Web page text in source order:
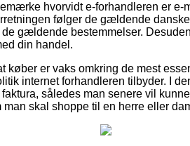
hvorvidt e-forhandleren er
følger de gældende
gældende bestemmelser.
din handel.
køber er vaks omkring de mest
internet forhandleren tilbyder. I
således man senere vil
skal shoppe til en herre eller